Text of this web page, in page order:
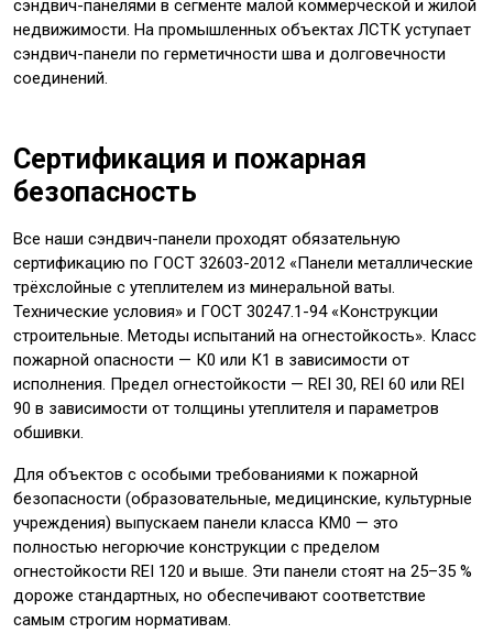
сэндвич-панелями в сегменте малой коммерческой и жилой
недвижимости. На промышленных объектах ЛСТК уступает
сэндвич-панели по герметичности шва и долговечности
соединений.
Сертификация и пожарная
безопасность
Все наши сэндвич-панели проходят обязательную
сертификацию по ГОСТ 32603-2012 «Панели металлические
трёхслойные с утеплителем из минеральной ваты.
Технические условия» и ГОСТ 30247.1-94 «Конструкции
строительные. Методы испытаний на огнестойкость». Класс
пожарной опасности — К0 или К1 в зависимости от
исполнения. Предел огнестойкости — REI 30, REI 60 или REI
90 в зависимости от толщины утеплителя и параметров
обшивки.
Для объектов с особыми требованиями к пожарной
безопасности (образовательные, медицинские, культурные
учреждения) выпускаем панели класса КМ0 — это
полностью негорючие конструкции с пределом
огнестойкости REI 120 и выше. Эти панели стоят на 25–35 %
дороже стандартных, но обеспечивают соответствие
самым строгим нормативам.